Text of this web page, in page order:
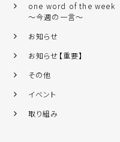
one word of the week
～今週の一言～
お知らせ
お知らせ【重要】
その他
イベント
取り組み